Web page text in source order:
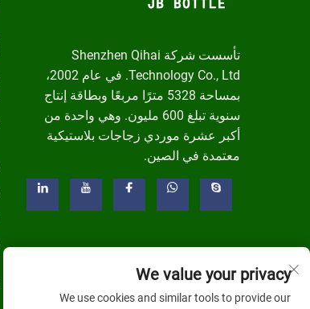
تأسست شركة Shenzhen Qihai
Technology Co., Ltd. في عام 2002،
بمساحة 5328 مترًا مربعًا وبطاقة إنتاج
سنوية تبلغ 600 مليون. وهي واحدة من
أكبر عشرة موردي زجاجات بلاستيكية
معتمدة في الصين.
We value your privacy
We use cookies and similar tools to provide our